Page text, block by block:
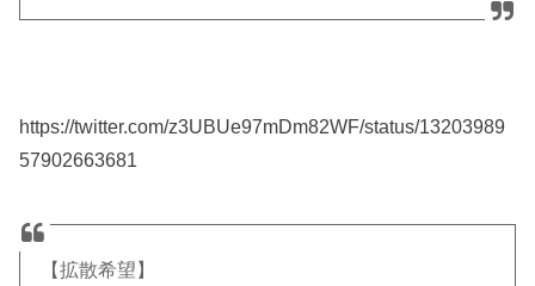
https://twitter.com/z3UBUe97mDm82WF/status/13203989
57902663681
【拡散希望】